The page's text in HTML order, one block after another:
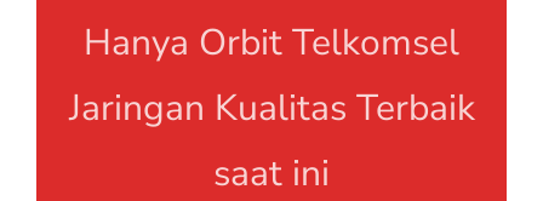
Hanya Orbit Telkomsel
Jaringan Kualitas Terbaik
saat ini